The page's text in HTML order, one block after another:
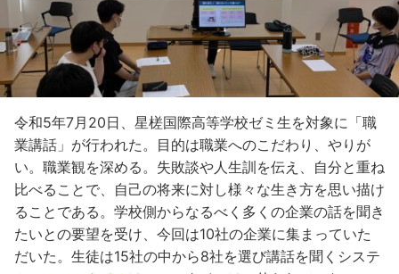
令和5年7月20日、星槎国際高等学校ゼミ生を対象に「職
業講話」が行われた。目的は職業へのこだわり、やりが
い。職業観を深める。失敗談や人生訓を伝え、自分と重ね
比べることで、自己の将来に対し様々な生き方を思い描け
ることである。学校側からなるべく多くの企業の話を聞き
たいとの要望を受け、今回は10社の企業に集まっていた
だいた。生徒は15社の中から8社を選び講話を聞くシステ